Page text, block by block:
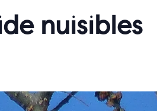
nuisibles